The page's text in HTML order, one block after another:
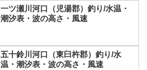
一ツ瀬川河口（児湯郡）釣り/水温・
潮汐表・波の高さ・風速
五十鈴川河口（東臼杵郡）釣り/水
温・潮汐表・波の高さ・風速